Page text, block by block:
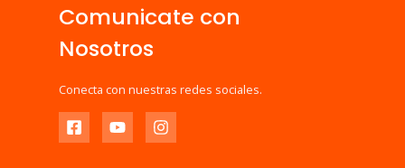
Comunicate con
Nosotros
Conecta con nuestras redes sociales.